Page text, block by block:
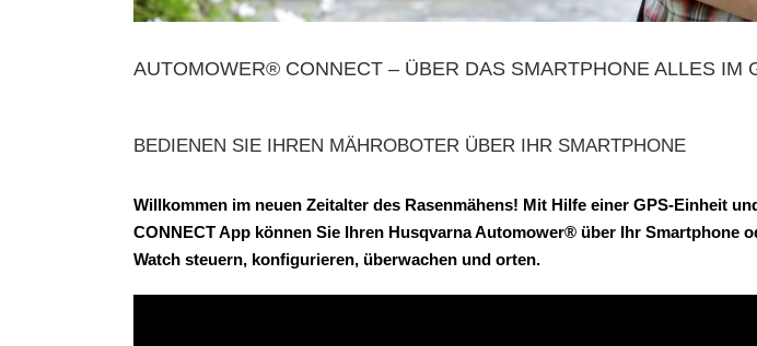
AUTOMOWER® CONNECT – ÜBER DAS SMARTPHONE ALLES IM
BEDIENEN SIE IHREN MÄHROBOTER ÜBER IHR SMARTPHONE
Willkommen im neuen Zeitalter des Rasenmähens! Mit Hilfe einer GPS-Einheit
CONNECT App können Sie Ihren Husqvarna Automower® über Ihr Smartphone
Watch steuern, konfigurieren, überwachen und orten.